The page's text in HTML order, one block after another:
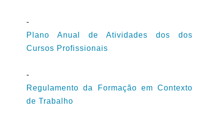
-
Plano Anual de Atividades dos dos
Cursos Profissionais
-
Regulamento da Formação em Contexto
de Trabalho